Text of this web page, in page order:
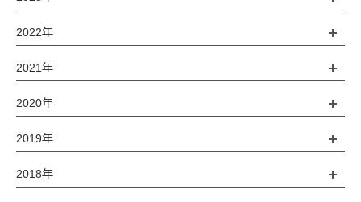
2022年
2021年
2020年
2019年
2018年